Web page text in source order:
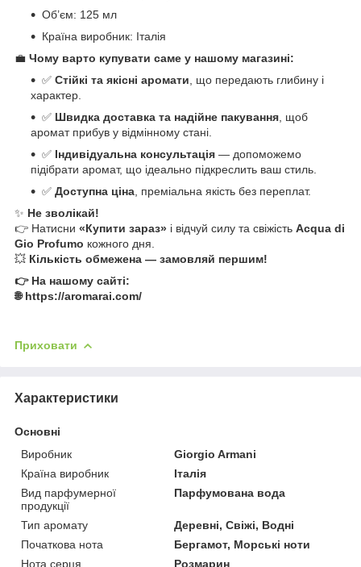
Об’єм: 125 мл
Країна виробник: Італія
💼 Чому варто купувати саме у нашому магазині:
✅ Стійкі та якісні аромати , що передають глибину і
характер.
✅ Швидка доставка та надійне пакування , щоб
аромат прибув у відмінному стані.
✅ Індивідуальна консультація — допоможемо
підібрати аромат, що ідеально підкреслить ваш стиль.
✅ Доступна ціна , преміальна якість без переплат.
✨ Не зволікай!
👉 Натисни «Купити зараз» і відчуй силу та свіжість Acqua di
Gio Profumo кожного дня.
💥 Кількість обмежена — замовляй першим!
👉 На нашому сайті:
🌐 https://aromarai.com/
Приховати
Характеристики
Основні
Виробник
Giorgio Armani
Країна виробник
Італія
Вид парфумерної
продукції
Парфумована вода
Тип аромату
Деревні, Свіжі, Водні
Початкова нота
Бергамот, Морські ноти
Нота серця
Розмарин